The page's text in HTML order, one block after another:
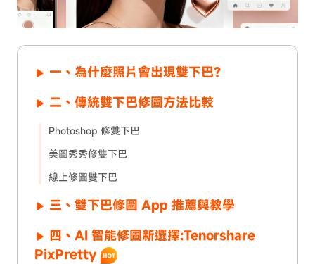
一、為什麼照片會出現雙下巴?
二、傳統雙下巴修圖方法比較
Photoshop 修雙下巴
美圖秀秀修雙下巴
線上修圖雙下巴
三、雙下巴修圖 App 推薦與教學
四、AI 智能修圖新選擇:Tenorshare
PixPretty